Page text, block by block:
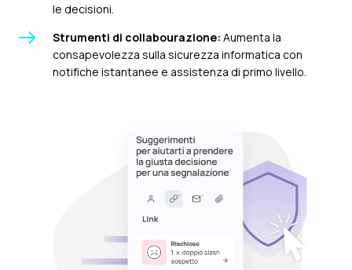
le decisioni.
Strumenti di collabourazione: Aumenta la
consapevolezza sulla sicurezza informatica con
notifiche istantanee e assistenza di primo livello.